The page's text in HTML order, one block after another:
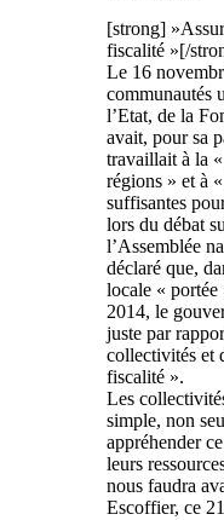
[strong]
fiscalité »[/
Le 16
communautés
l’Etat, de la
avait, pour sa
travaillait à la
régions » et à
suffisantes
lors du débat
l’Assemblée
déclaré que,
locale «
2014, le
juste par
collectivités et
fiscalité ».
Les
simple, non
appréhender
leurs
nous faudra
Escoffier, ce